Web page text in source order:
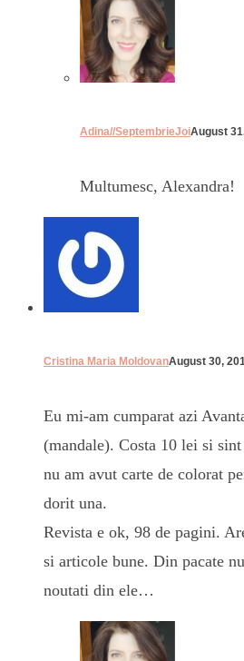
Adina//SeptembrieJoiAugust
Multumesc, Alexandra!
Cristina Maria MoldovanAugust 30,
Eu mi-am cumparat azi
(mandale). Costa 10 lei si
nu am avut carte de colorat
dorit una.
Revista e ok, 98 de pagini.
si articole bune. Din pacate
noutati din ele…